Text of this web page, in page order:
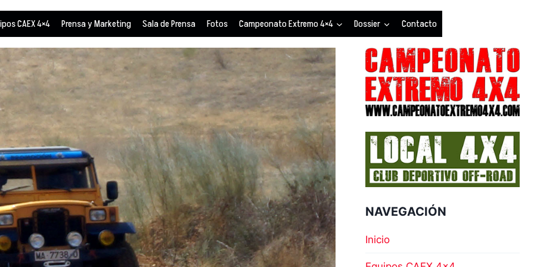
CAEX 4×4 Prensa y Marketing Sala de Prensa Fotos Campeonato Extremo 4×4 Dossier Contacto
NAVEGACIÓN
Inicio